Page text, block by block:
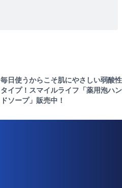
毎日使うからこそ肌にやさしい弱酸性
タイプ！スマイルライフ「薬用泡ハン
ドソープ」販売中！